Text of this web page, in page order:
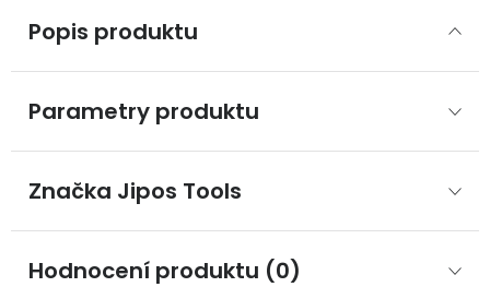
Popis produktu
Parametry produktu
Značka Jipos Tools
Hodnocení produktu (0)